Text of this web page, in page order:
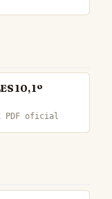
10, 1º
PDF oficial